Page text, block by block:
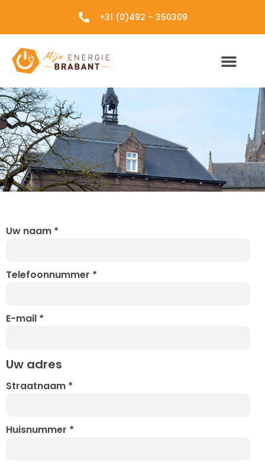
+31 (0)492 – 350309
Uw naam *
Telefoonnummer *
E-mail *
Uw adres
Straatnaam *
Huisnummer *